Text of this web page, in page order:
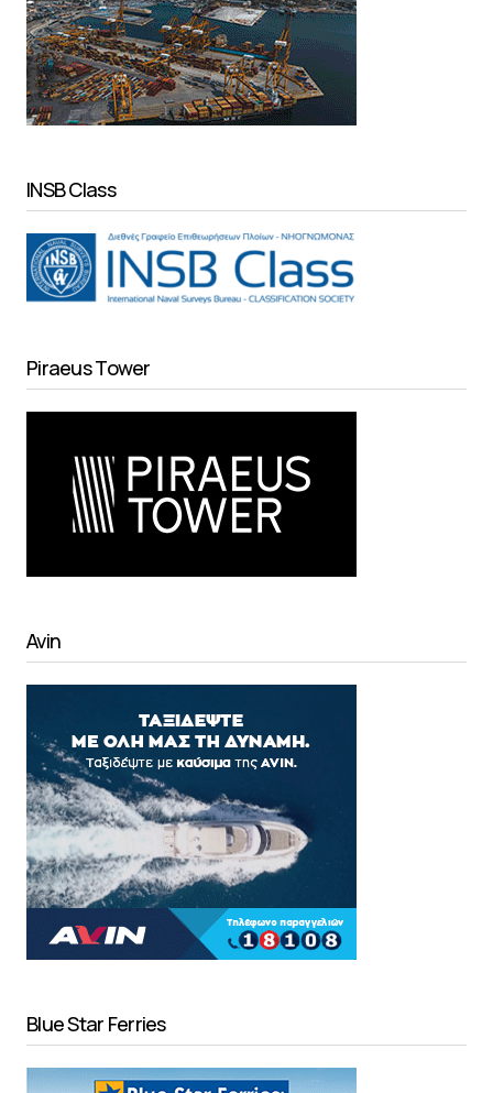
INSB Class
Piraeus Tower
Avin
Blue Star Ferries